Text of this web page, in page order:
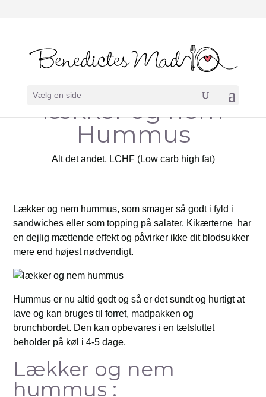
Vælg en side
lækker og nem
Hummus
Alt det andet, LCHF (Low carb high fat)
Lækker og nem hummus, som smager så godt i fyld i
sandwiches eller som topping på salater. Kikærterne har
en dejlig mættende effekt og påvirker ikke dit blodsukker
mere end højest nødvendigt.
Hummus er nu altid godt og så er det sundt og hurtigt at
lave og kan bruges til forret, madpakken og
brunchbordet. Den kan opbevares i en tætsluttet
beholder på køl i 4-5 dage.
Lækker og nem
hummus :